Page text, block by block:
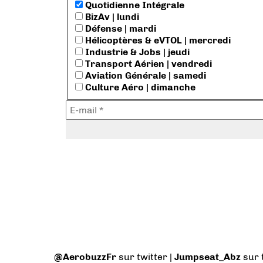
Quotidienne Intégrale
BizAv | lundi
Défense | mardi
Hélicoptères & eVTOL | mercredi
Industrie & Jobs | jeudi
Transport Aérien | vendredi
Aviation Générale | samedi
Culture Aéro | dimanche
@AerobuzzFr sur twitter | Jumpseat_Abz sur